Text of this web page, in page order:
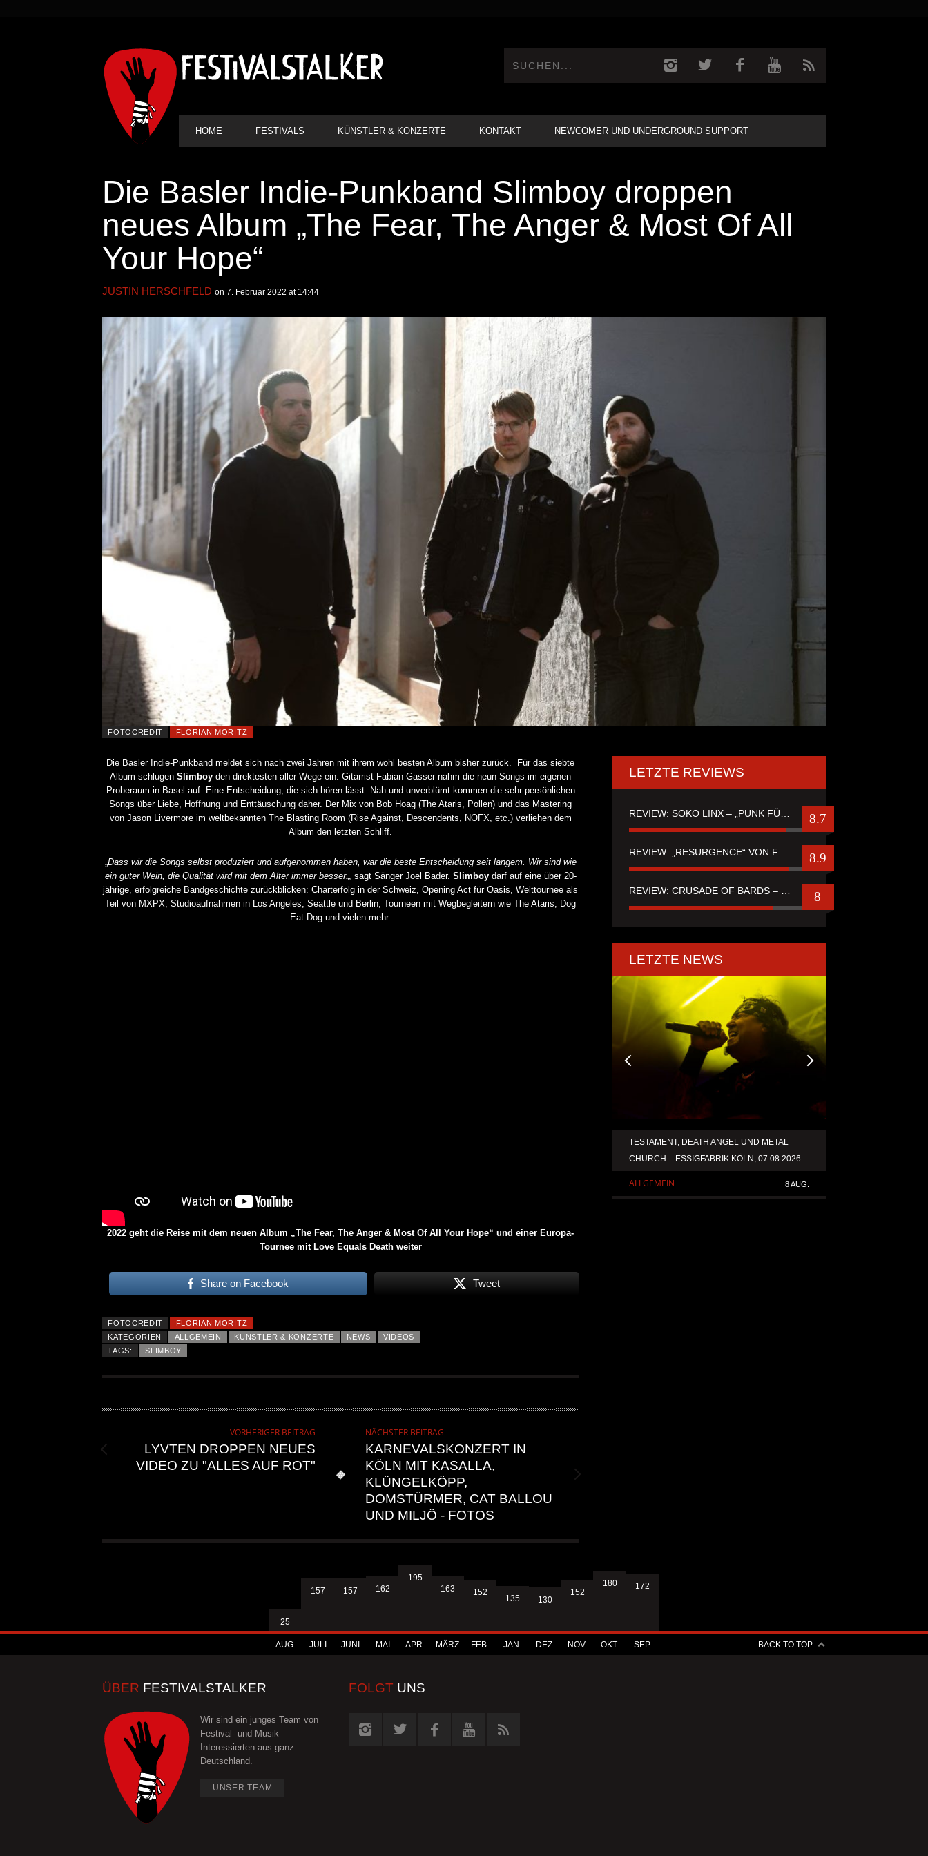
HAUPT-
NAVIGATION
HOME FESTIVALS KÜNSTLER & KONZERTE KONTAKT NEWCOMER UND UNDERGROUND SUPPORT
Die Basler Indie-Punkband Slimboy droppen
neues Album „The Fear, The Anger & Most Of All
Your Hope“
JUSTIN HERSCHFELD on 7. Februar 2022 at 14:44
FOTOCREDIT FLORIAN MORITZ
Die Basler Indie-Punkband meldet sich nach zwei Jahren mit ihrem wohl besten Album bisher zurück. Für das siebte
Album schlugenSlimboy den direktesten aller Wege ein. Gitarrist Fabian Gasser nahm die neun Songs im eigenen
Proberaum in Basel auf. Eine Entscheidung, die sich hören lässt. Nah und unverblümt kommen die sehr persönlichen
Songs über Liebe, Hoffnung und Enttäuschung daher. Der Mix von Bob Hoag (The Ataris, Pollen) und das Mastering
von Jason Livermore im weltbekannten The Blasting Room (Rise Against, Descendents, NOFX, etc.) verliehen dem
Album den letzten Schliff.
Dass wir die Songs selbst produziert und aufgenommen haben, war die beste Entscheidung seit langem. Wir sind wie
ein guter Wein, die Qualität wird mit dem Alter immer besser„, sagt Sänger Joel Bader. Slimboydarf auf eine über 20-
jährige, erfolgreiche Bandgeschichte zurückblicken: Charterfolg in der Schweiz, Opening Act für Oasis, Welttournee als
Teil von MXPX, Studioaufnahmen in Los Angeles, Seattle und Berlin, Tourneen mit Wegbegleitern wie The Ataris, Dog
Eat Dog und vielen mehr.
2022 geht die Reise mit dem neuen Album „The Fear, The Anger & Most Of All Your Hope“ und einer Europa-
Tournee mit Love Equals Death weiter
Share on Facebook Tweet
FOTOCREDIT
FLORIAN MORITZ
KATEGORIEN
ALLGEMEIN KÜNSTLER & KONZERTE NEWS
VIDEOS
TAGS:
SLIMBOY
VORHERIGER BEITRAG
LYVTEN DROPPEN NEUES
VIDEO ZU "ALLES AUF ROT"
NÄCHSTER BEITRAG
KARNEVALSKONZERT IN
KÖLN MIT KASALLA,
KLÜNGELKÖPP,
DOMSTÜRMER, CAT BALLOU
UND MILJÖ - FOTOS
LETZTE REVIEWS
8.7
8.9
REVIEW: CRUSADE OF BARDS – “TALES OF DISTANT WORLDS“ 8
LETZTE NEWS
TESTAMENT, DEATH ANGEL UND METAL
CHURCH – ESSIGFABRIK KÖLN, 07.08.2026
ALLGEMEIN 8 AUG.
25
AUG.
157
JULI
157
JUNI
162
MAI
195
APR.
163
MÄRZ
152
FEB.
135
JAN.
130
DEZ.
152
NOV.
180
OKT.
172
SEP. BACK TO TOP
ÜBER FESTIVALSTALKER
Wir sind ein junges Team von
Festival- und Musik
Interessierten aus ganz
Deutschland.
UNSER TEAM
FOLGT UNS